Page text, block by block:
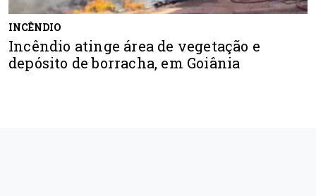
INCÊNDIO
Incêndio atinge área de vegetação e
depósito de borracha, em Goiânia